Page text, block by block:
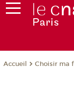
Accueil Choisir ma